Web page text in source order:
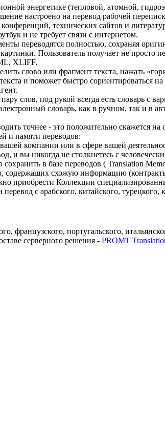
энергетике (тепловой, атомной,
настроено на перевод рабочей
технических сайтов и
и не требует связи с интернетом.
переводятся полностью, сохраняя
Пользователь получает не
XLIFF.
слово или фрагмент текста, нажать
и поможет быстро сориентироваться
слов, под рукой всегда есть словарь с
словарь, как в ручном, так и в
точнее - это положительно скажется
и памяти переводов:
компании или в сфере вашей
и вы никогда не столкнетесь с
в базе переводов ( Translation
содержащих схожую информацию
приобрести Коллекции
с арабского, китайского,
французского, португальского,
серверного решения - PROMT